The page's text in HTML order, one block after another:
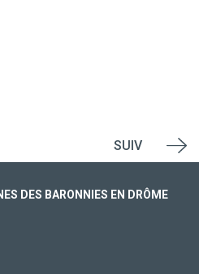
SUIV
DES BARONNIES EN DRÔME